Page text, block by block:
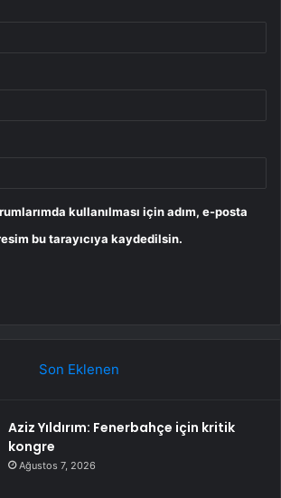
kullanılması için adım, e-posta
bu tarayıcıya kaydedilsin.
Son Eklenen
Aziz Yıldırım: Fenerbahçe için kritik
kongre
Ağustos 7, 2026